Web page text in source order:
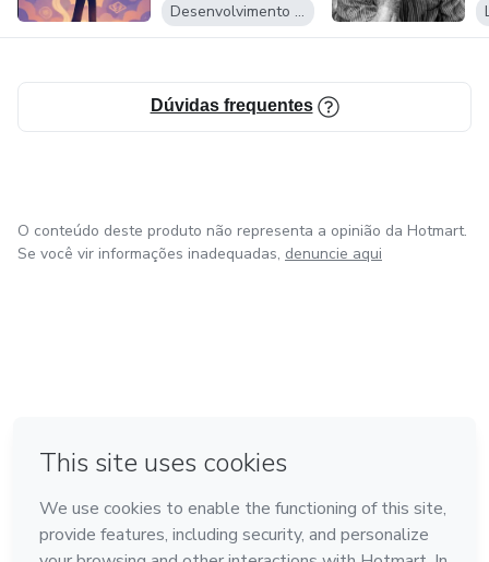
Desenvolvimento Pessoal
Dúvidas frequentes
O conteúdo deste produto não representa a opinião da Hotmart.
Se você vir informações inadequadas, denuncie aqui
Feito com ❤ na Cidade do México